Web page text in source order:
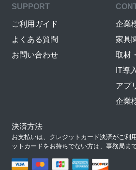
SUPPORT
ご利用ガイド
よくある質問
お問い合わせ
企業
家具
取材
IT導
アプ
企業
決済方法
お支払いは、クレジットカード決済がご利
ットカードをお持ちでない方は、事務局ま